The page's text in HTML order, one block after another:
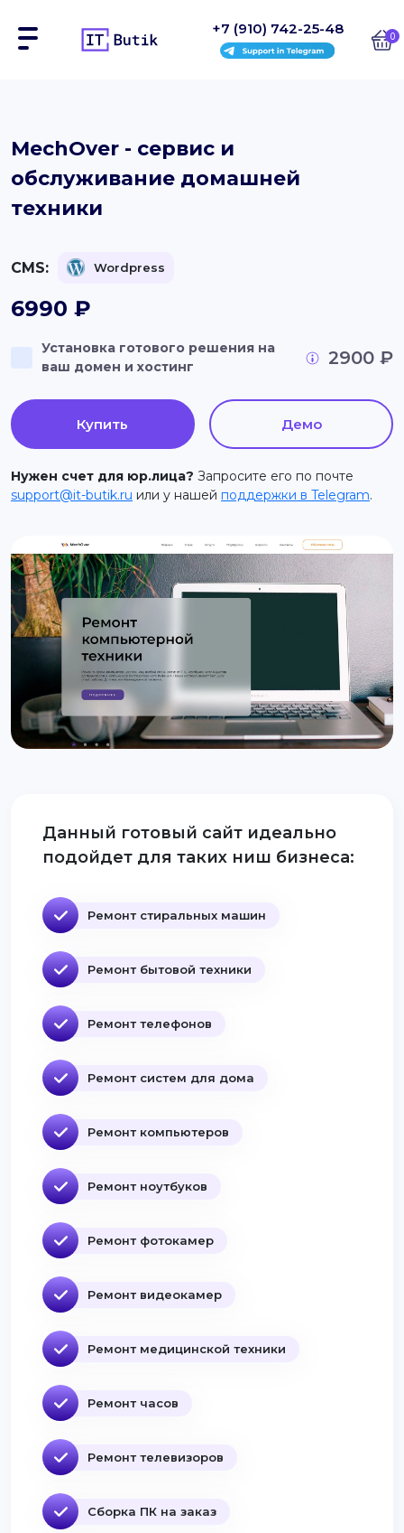
Сайты
Интернет-магазины
Блоки
На заказ
Инструкции
Блог
support@it-butik.ru
+7 (910) 742-25-48 0
MechOver - сервис и
обслуживание домашней
техники
CMS: Wordpress
6990 ₽
Установка готового решения на
ваш домен и хостинг
2900 ₽
Купить Демо
Нужен счет для юр.лица? Запросите его по почте
support@it-butik.ru или у нашей поддержки в Telegram.
Данный готовый сайт идеально
подойдет для таких ниш бизнеса:
Ремонт стиральных машин
Ремонт бытовой техники
Ремонт телефонов
Ремонт систем для дома
Ремонт компьютеров
Ремонт ноутбуков
Ремонт фотокамер
Ремонт видеокамер
Ремонт медицинской техники
Ремонт часов
Ремонт телевизоров
Сборка ПК на заказ